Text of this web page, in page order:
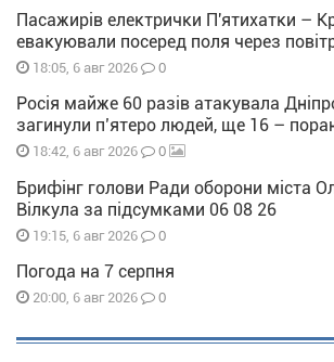
Пасажирів електрички П'ятихатки –
евакуювали посеред поля через
18:05, 6 авг 2026 0
Росія майже 60 разів атакувала
загинули п’ятеро людей, ще 16 –
18:42, 6 авг 2026 0
Брифінг голови Ради оборони міста
Вілкула за підсумками 06 08 26
19:15, 6 авг 2026 0
Погода на 7 серпня
20:00, 6 авг 2026 0